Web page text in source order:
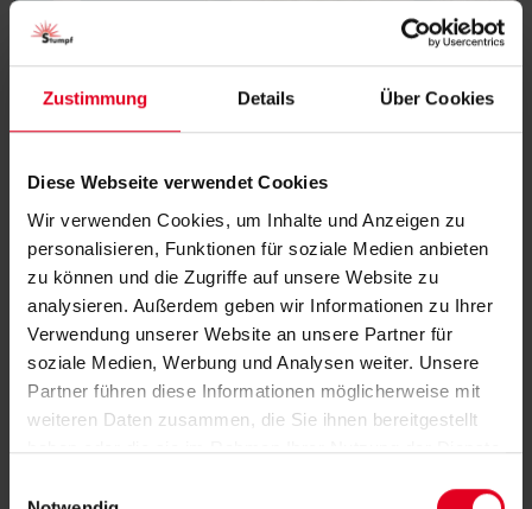
Zustimmung Details Über Cookies
Diese Webseite verwendet Cookies
Wir verwenden Cookies, um Inhalte und Anzeigen zu
personalisieren, Funktionen für soziale Medien anbieten
zu können und die Zugriffe auf unsere Website zu
analysieren. Außerdem geben wir Informationen zu Ihrer
Verwendung unserer Website an unsere Partner für
soziale Medien, Werbung und Analysen weiter. Unsere
Partner führen diese Informationen möglicherweise mit
weiteren Daten zusammen, die Sie ihnen bereitgestellt
haben oder die sie im Rahmen Ihrer Nutzung der Dienste
Jalousien